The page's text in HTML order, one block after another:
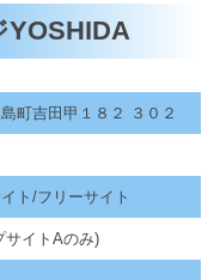
YOSHIDA
町吉田甲１８２ ３０２
ト/フリーサイト
サイトAのみ)